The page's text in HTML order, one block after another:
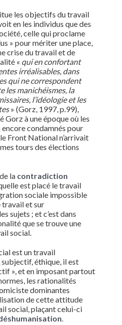
les objectifs du travail
en les individus que des
celle qui proclame
» pour mériter une place,
crise du travail et de
« qui en confortant
irréalisables, dans
qui ne correspondent
les manichéismes, la
l’idéologie et les
» (Gorz, 1997, p.99),
Gorz à une époque où les
encore condamnés pour
Front National n’arrivait
tours des élections
la contradiction
est placé le travail
sociale impossible
travail et sur
sujets ; et c’est dans
que se trouve une
social.
est un travail
éthique, il est
», et en imposant partout
les rationalités
dominantes
de cette attitude
social, plaçant celui-ci